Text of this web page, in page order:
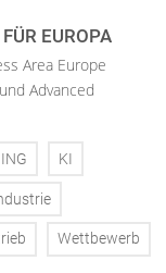
EUROPA
Area Europe
Advanced
ING KI
Wettbewerb